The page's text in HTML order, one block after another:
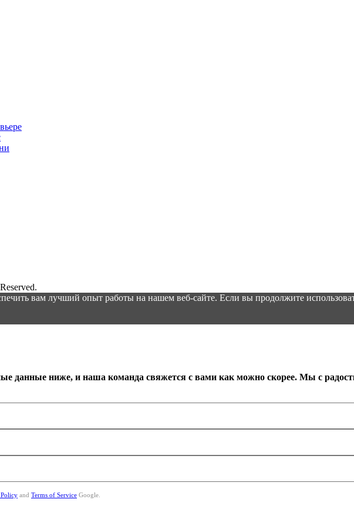
вам лучший опыт работы на нашем веб-сайте. Если вы продолжите
данные ниже, и наша команда свяжется с вами как можно скорее. Мы с
and Terms of Service Google.